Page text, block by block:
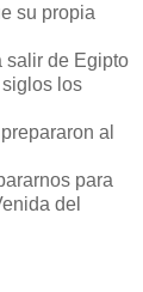
su propia
salir de Egipto
los
al
para
del